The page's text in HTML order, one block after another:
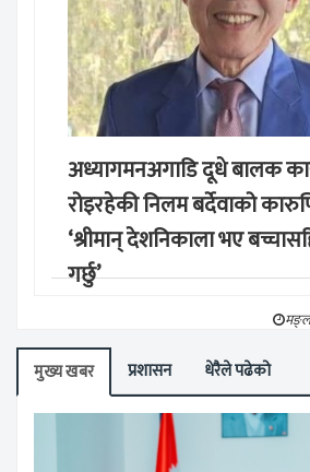
अध्यागमनअगाडि दूधे बालक
रोइरहेकी निलम बर्देवाको
‘श्रीमान् देशनिकाला भए
गर्छु’
मुख्य खबर प्रशासन धेरैले पढेको